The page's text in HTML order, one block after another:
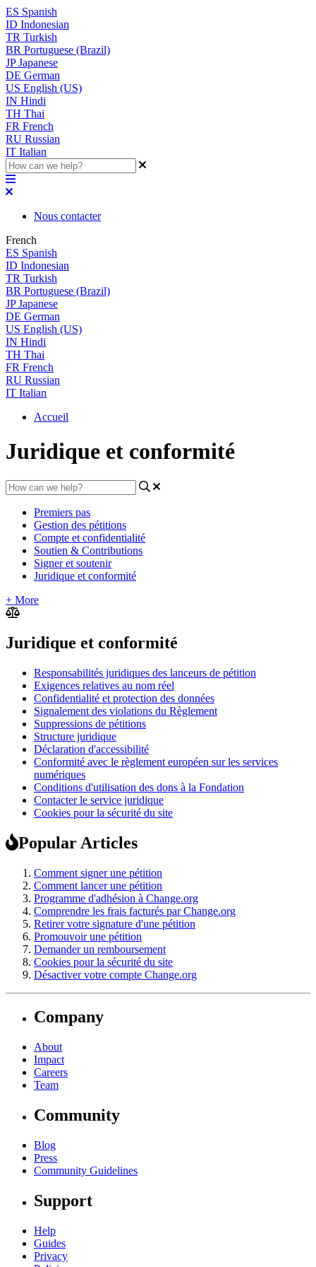
ES Spanish
ID Indonesian
TR Turkish
BR Portuguese (Brazil)
JP Japanese
DE German
US English (US)
IN Hindi
TH Thai
FR French
RU Russian
IT Italian
Nous contacter
French
ES Spanish
ID Indonesian
TR Turkish
BR Portuguese (Brazil)
JP Japanese
DE German
US English (US)
IN Hindi
TH Thai
FR French
RU Russian
IT Italian
Accueil
Juridique et conformité
Premiers pas
Gestion des pétitions
Compte et confidentialité
Soutien & Contributions
Signer et soutenir
Juridique et conformité
+ More
Juridique et conformité
Responsabilités juridiques des lanceurs de pétition
Exigences relatives au nom réel
Confidentialité et protection des données
Signalement des violations du Règlement
Suppressions de pétitions
Structure juridique
Déclaration d'accessibilité
Conformité avec le règlement européen sur les services
numériques
Conditions d'utilisation des dons à la Fondation
Contacter le service juridique
Cookies pour la sécurité du site
Popular Articles
Comment signer une pétition
Comment lancer une pétition
Programme d'adhésion à Change.org
Comprendre les frais facturés par Change.org
Retirer votre signature d'une pétition
Promouvoir une pétition
Demander un remboursement
Cookies pour la sécurité du site
Désactiver votre compte Change.org
Company
About
Impact
Careers
Team
Community
Blog
Press
Community Guidelines
Support
Help
Guides
Privacy